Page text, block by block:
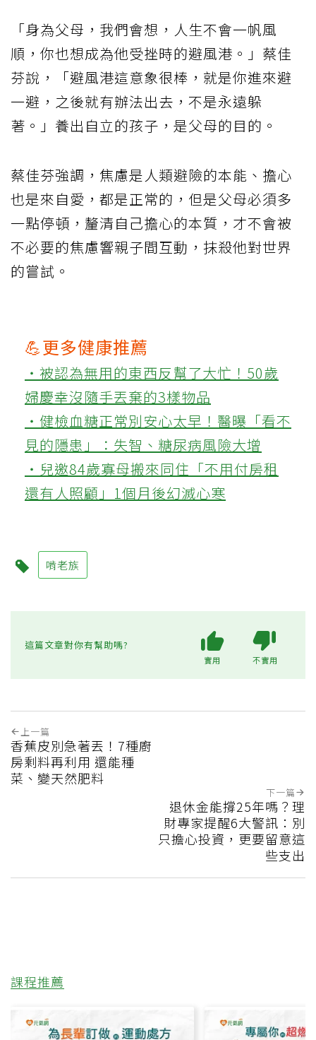
「身為父母，我們會想，人生不會一帆風
順，你也想成為他受挫時的避風港。」蔡佳
芬說，「避風港這意象很棒，就是你進來避
一避，之後就有辦法出去，不是永遠躲
著。」養出自立的孩子，是父母的目的。
蔡佳芬強調，焦慮是人類避險的本能、擔心
也是來自愛，都是正常的，但是父母必須多
一點停頓，釐清自己擔心的本質，才不會被
不必要的焦慮響親子間互動，抹殺他對世界
的嘗試。
💪更多健康推薦
‧被認為無用的東西反幫了大忙！50歲
婦慶幸沒隨手丟棄的3樣物品
‧健檢血糖正常別安心太早！醫曝「看不
見的隱患」：失智、糖尿病風險大增
‧兒邀84歲寡母搬來同住「不用付房租
還有人照顧」1個月後幻滅心寒
啃老族
這篇文章對你有幫助嗎?
實用 不實用
上一篇
香蕉皮別急著丟！7種廚
房剩料再利用 還能種
菜、變天然肥料
下一篇
退休金能撐25年嗎？理
財專家提醒6大警訊：別
只擔心投資，更要留意這
些支出
課程推薦